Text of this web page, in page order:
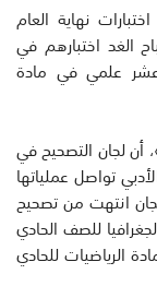
نهاية العام
صباح الغد اختبارهم في
عشر علمي في مادة
أن لجان التصحيح في
تواصل عملياتها
انتهت من تصحيح
للصف الحادي
الرياضيات للحادي